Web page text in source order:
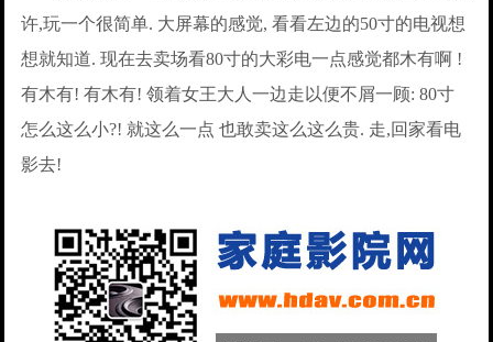
许,玩一个很简单. 大屏幕的感觉, 看看左边的50寸的电视想
想就知道. 现在去卖场看80寸的大彩电一点感觉都木有啊 !
有木有! 有木有! 领着女王大人一边走以便不屑一顾: 80寸
怎么这么小?! 就这么一点 也敢卖这么这么贵. 走,回家看电
影去!